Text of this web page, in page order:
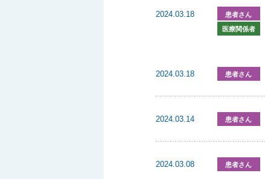
2024.03.18 患者さん
医療関係者
2024.03.18 患者さん
2024.03.14 患者さん
2024.03.08 患者さん